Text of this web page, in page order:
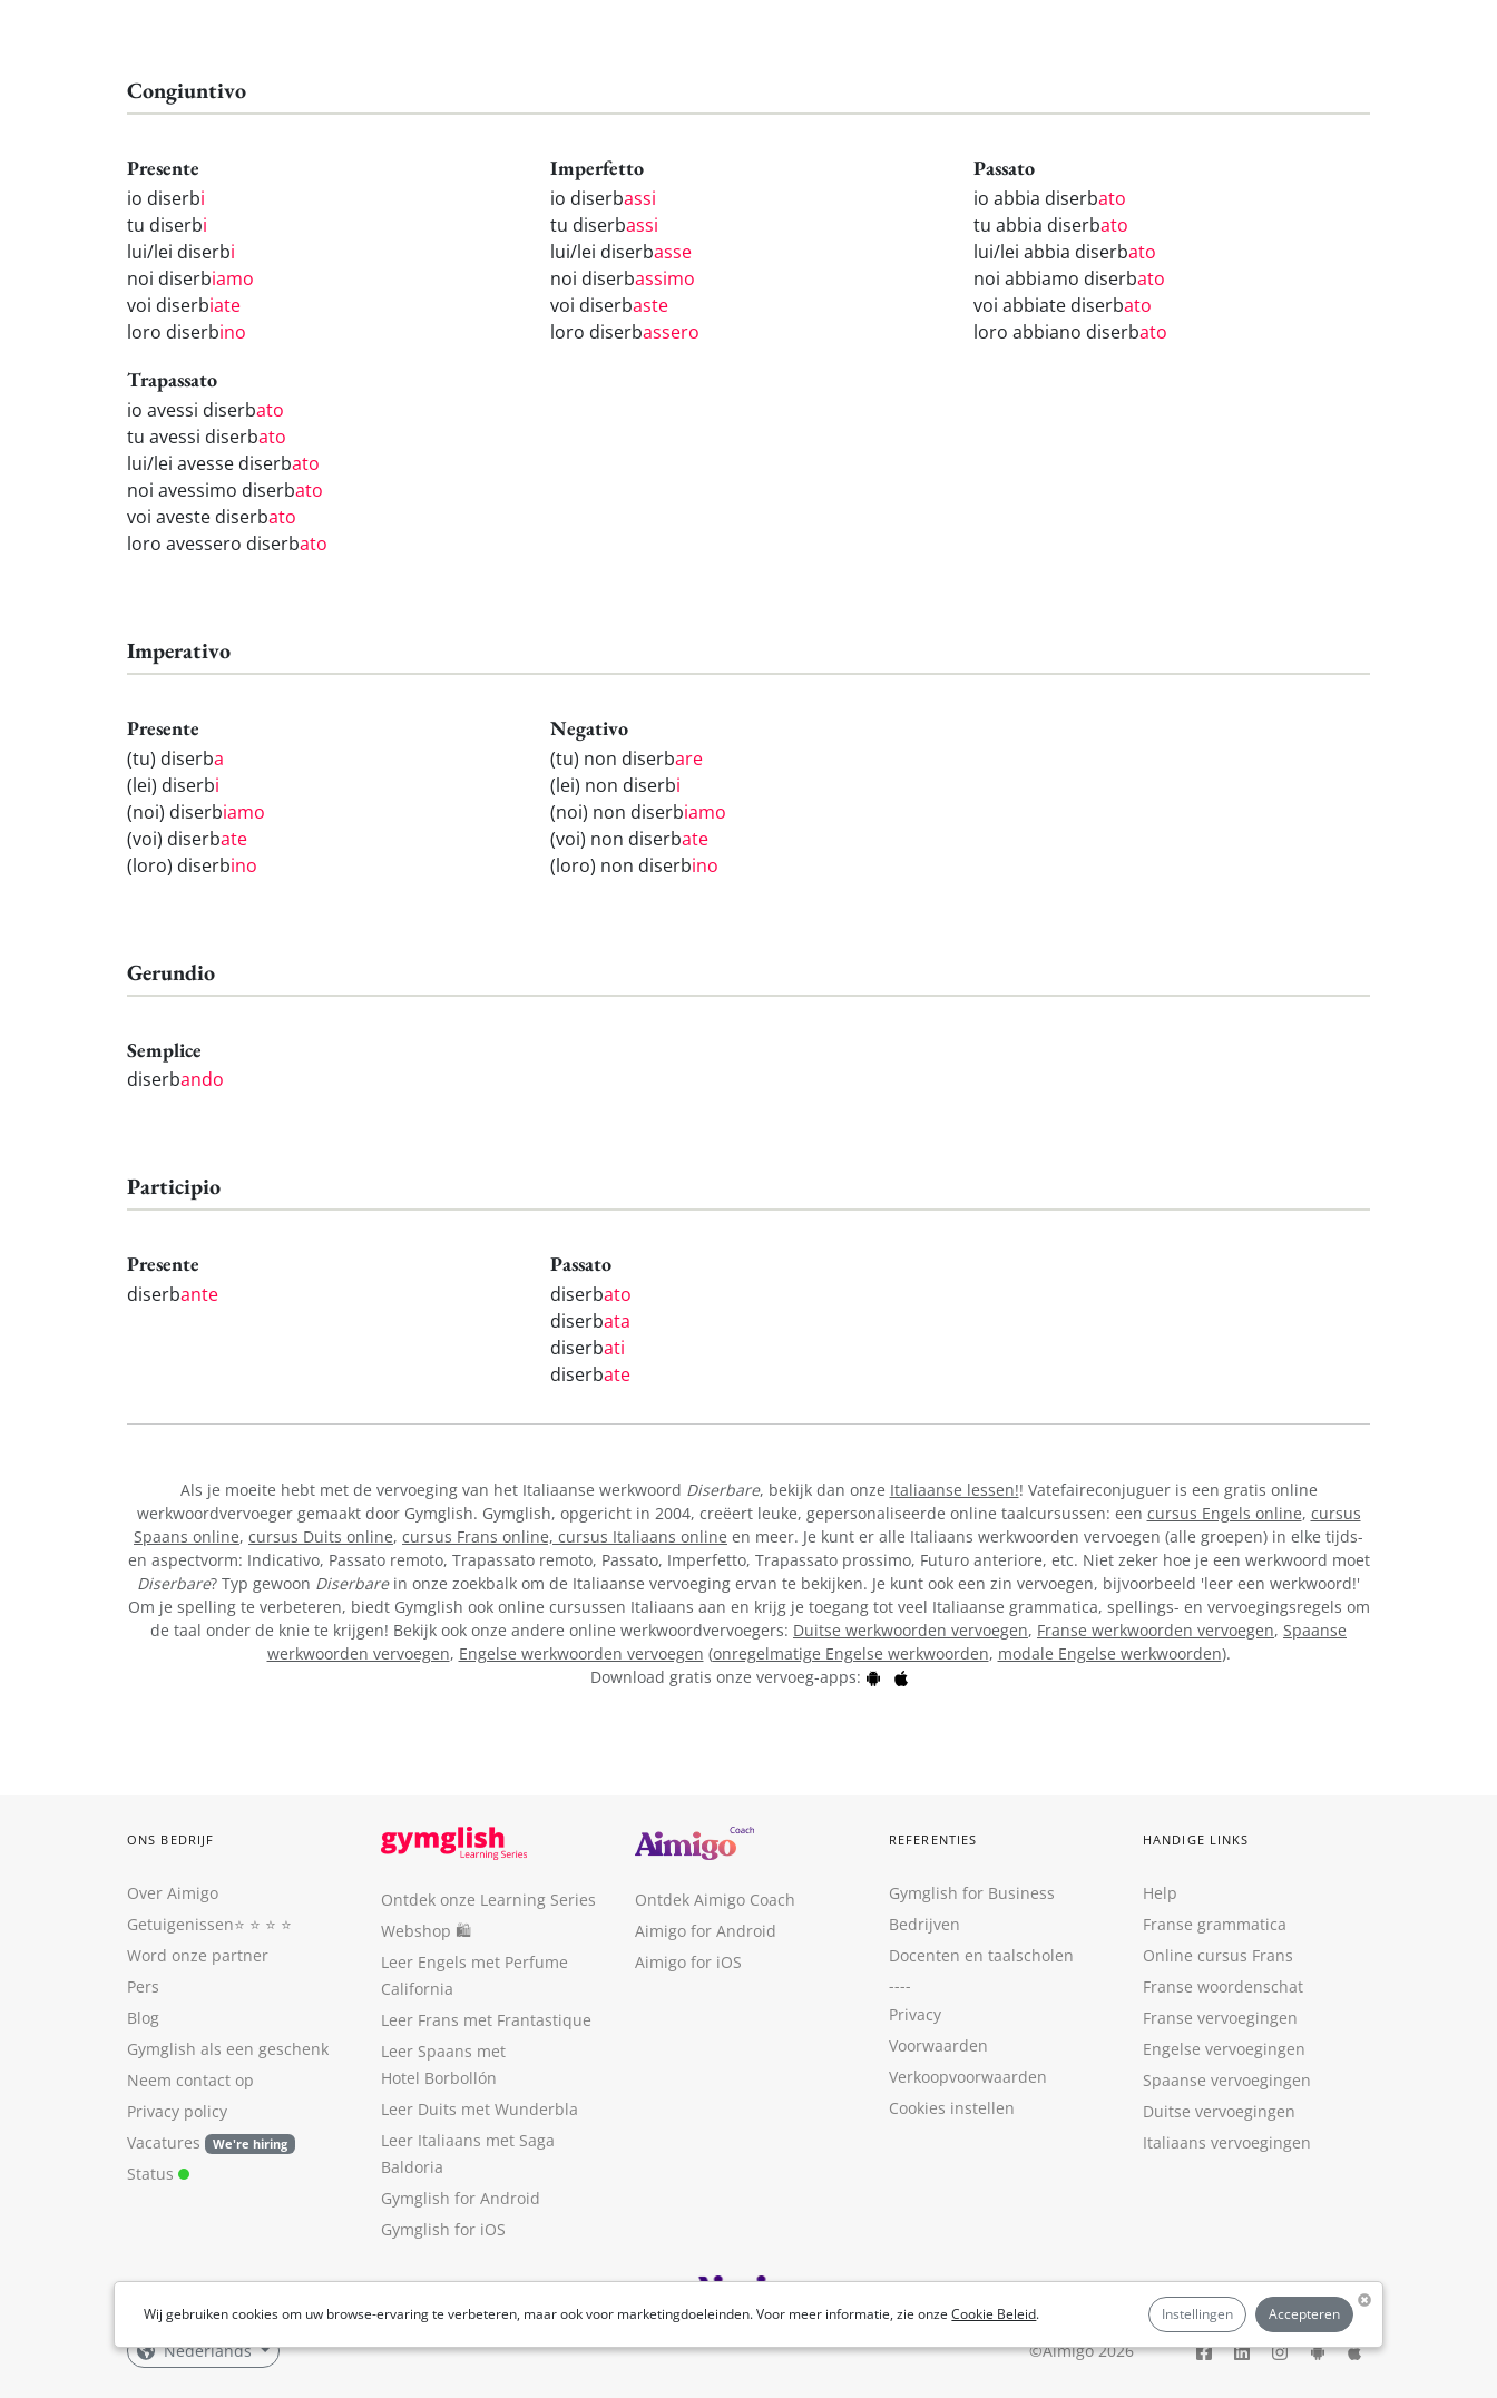
Congiuntivo
Presente
io diserbi
tu diserbi
lui/lei diserbi
noi diserbiamo
voi diserbiate
loro diserbino
Imperfetto
io diserbassi
tu diserbassi
lui/lei diserbasse
noi diserbassimo
voi diserbaste
loro diserbassero
Passato
io abbia diserbato
tu abbia diserbato
lui/lei abbia diserbato
noi abbiamo diserbato
voi abbiate diserbato
loro abbiano diserbato
Trapassato
io avessi diserbato
tu avessi diserbato
lui/lei avesse diserbato
noi avessimo diserbato
voi aveste diserbato
loro avessero diserbato
Imperativo
Presente
(tu) diserba
(lei) diserbi
(noi) diserbiamo
(voi) diserbate
(loro) diserbino
Negativo
(tu) non diserbare
(lei) non diserbi
(noi) non diserbiamo
(voi) non diserbate
(loro) non diserbino
Gerundio
Semplice
diserbando
Participio
Presente
diserbante
Passato
diserbato
diserbata
diserbati
diserbate
Als je moeite hebt met de vervoeging van het Italiaanse werkwoord Diserbare, bekijk dan onze Italiaanse lessen!! Vatefaireconjuguer is een gratis online
werkwoordvervoeger gemaakt door Gymglish. Gymglish, opgericht in 2004, creëert leuke, gepersonaliseerde online taalcursussen: een cursus Engels online, cursus
Spaans online, cursus Duits online, cursus Frans online, cursus Italiaans online en meer. Je kunt er alle Italiaans werkwoorden vervoegen (alle groepen) in elke tijds-
en aspectvorm: Indicativo, Passato remoto, Trapassato remoto, Passato, Imperfetto, Trapassato prossimo, Futuro anteriore, etc. Niet zeker hoe je een werkwoord moet
Diserbare? Typ gewoon Diserbarein onze zoekbalk om de Italiaanse vervoeging ervan te bekijken. Je kunt ook een zin vervoegen, bijvoorbeeld 'leer een werkwoord!'
Om je spelling te verbeteren, biedt Gymglish ook online cursussen Italiaans aan en krijg je toegang tot veel Italiaanse grammatica, spellings- en vervoegingsregels om
de taal onder de knie te krijgen! Bekijk ook onze andere online werkwoordvervoegers: Duitse werkwoorden vervoegen, Franse werkwoorden vervoegen, Spaanse
werkwoorden vervoegen, Engelse werkwoorden vervoegen (onregelmatige Engelse werkwoorden, modale Engelse werkwoorden).
Download gratis onze vervoeg-apps:
Wij gebruiken cookies om uw browse-ervaring te verbeteren, maar ook voor marketingdoeleinden. Voor meer informatie, zie onzeCookie Beleid. Instellingen Accepteren
ONS BEDRIJF
Over Aimigo
Getuigenissen⭐️ ⭐️ ⭐️ ⭐️
Word onze partner
Pers
Blog
Gymglish als een geschenk
Neem contact op
Privacy policy
Vacatures
We're hiring
Status
Ontdek onze Learning Series
Webshop 🛍
Leer Engels met Perfume
California
Leer Frans met Frantastique
Leer Spaans met
Hotel Borbollón
Leer Duits met Wunderbla
Leer Italiaans met Saga
Baldoria
Gymglish for Android
Gymglish for iOS
Ontdek Aimigo Coach
Aimigo for Android
Aimigo for iOS
REFERENTIES
Gymglish for Business
Bedrijven
Docenten en taalscholen
----
Privacy
Voorwaarden
Verkoopvoorwaarden
Cookies instellen
HANDIGE LINKS
Help
Franse grammatica
Online cursus Frans
Franse woordenschat
Franse vervoegingen
Engelse vervoegingen
Spaanse vervoegingen
Duitse vervoegingen
Italiaans vervoegingen
Nederlands ©Aimigo 2026